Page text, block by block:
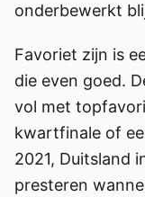
onderbewerkt
Favoriet zijn is
die even goed.
vol met
kwartfinale of
2021, Duitsland
presteren